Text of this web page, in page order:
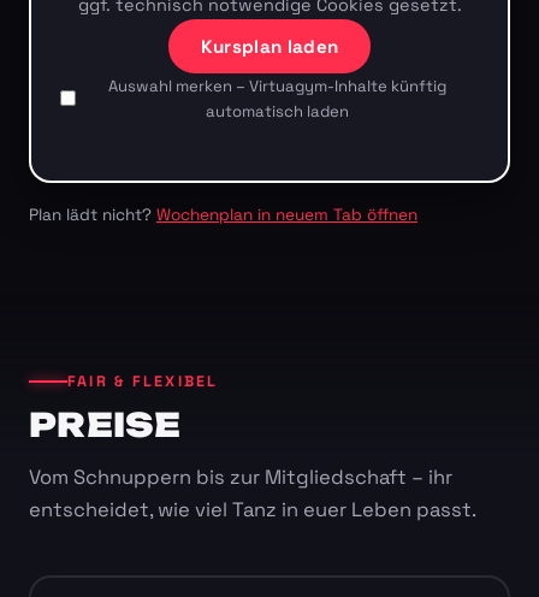
ggf. technisch notwendige Cookies gesetzt.
Kursplan laden
Auswahl merken – Virtuagym-Inhalte künftig
automatisch laden
Plan lädt nicht? Wochenplan in neuem Tab öffnen
FAIR & FLEXIBEL
PREISE
Vom Schnuppern bis zur Mitgliedschaft – ihr
entscheidet, wie viel Tanz in euer Leben passt.